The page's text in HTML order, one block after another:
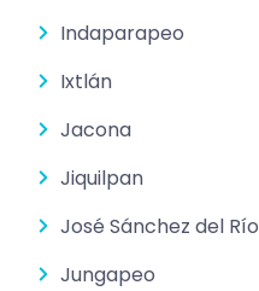
Indaparapeo
Ixtlán
Jacona
Jiquilpan
José Sánchez del Río
Jungapeo